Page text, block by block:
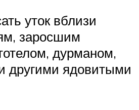
уток вблизи
заросшим
дурманом,
другими ядовитыми